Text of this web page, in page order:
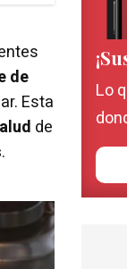
de
Esta
de
.
Lo